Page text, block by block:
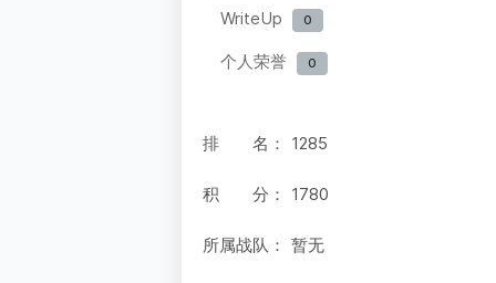
WriteUp 0
个人荣誉 0
排 名： 1285
积 分： 1780
所属战队： 暂无